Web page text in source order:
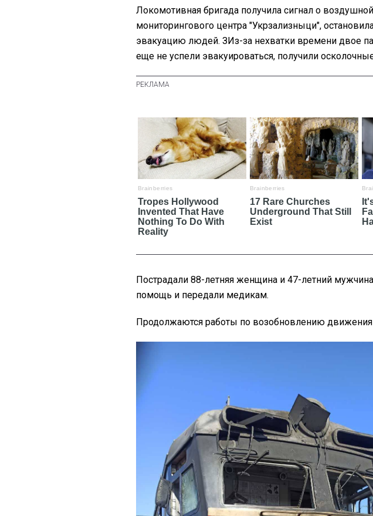
Локомотивная бригада получила сигнал о
мониторингового центра "Укрзализныци",
эвакуацию людей. ЗИз-за нехватки времени двое
еще не успели эвакуироваться, получили
Пострадали 88-летняя женщина и 47-летний
помощь и передали медикам.
Продолжаются работы по возобновлению движения